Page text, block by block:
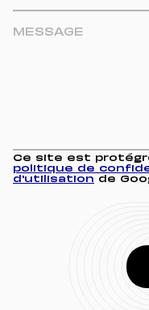
Ce site est
politique de
d'utilisation de